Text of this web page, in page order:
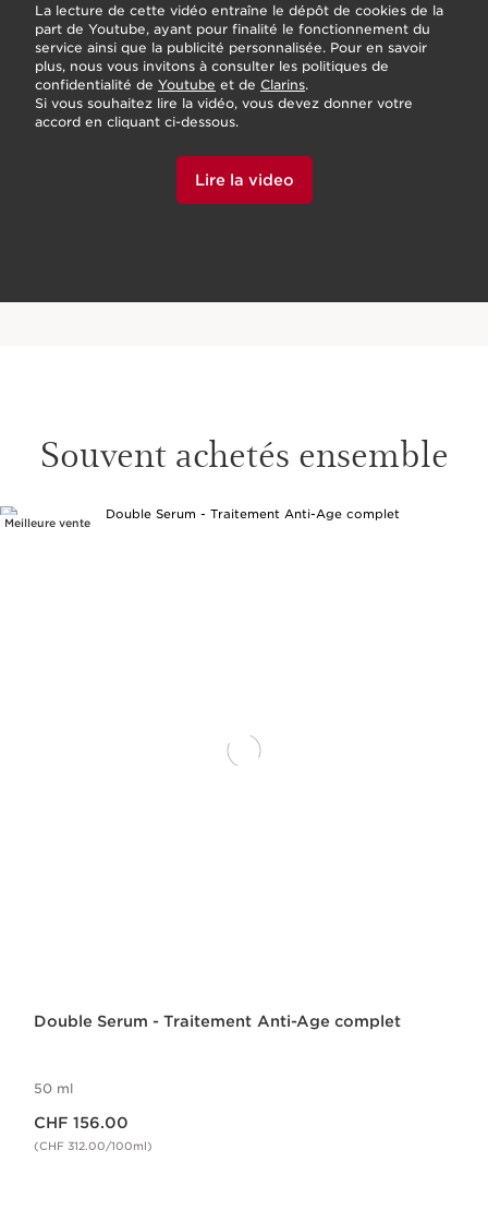
La lecture de cette vidéo entraîne le dépôt de cookies de la
part de Youtube, ayant pour finalité le fonctionnement du
service ainsi que la publicité personnalisée. Pour en savoir
plus, nous vous invitons à consulter les politiques de
confidentialité de Youtube et de Clarins.
Si vous souhaitez lire la vidéo, vous devez donner votre
accord en cliquant ci-dessous.
Lire la video
Souvent achetés ensemble
Meilleure vente
Double Serum - Traitement Anti-Age complet
50 ml
CHF 156.00
(CHF 312.00/100ml)